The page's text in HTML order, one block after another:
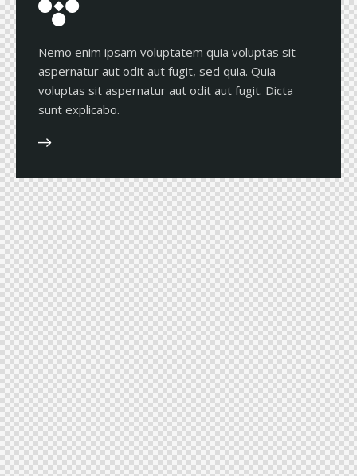
Nemo enim ipsam voluptatem quia voluptas sit
aspernatur aut odit aut fugit, sed quia. Quia
voluptas sit aspernatur aut odit aut fugit. Dicta
sunt explicabo.